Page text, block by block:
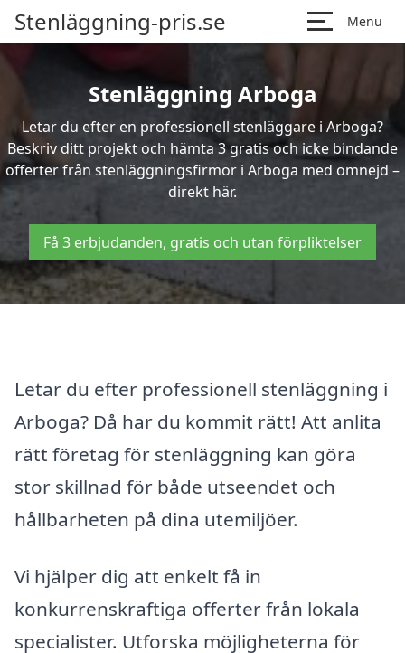
Stenläggning-pris.se Menu
Stenläggning Arboga
Letar du efter en professionell stenläggare i Arboga?
Beskriv ditt projekt och hämta 3 gratis och icke bindande
offerter från stenläggningsfirmor i Arboga med omnejd –
direkt här.
Få 3 erbjudanden, gratis och utan förpliktelser
Letar du efter professionell stenläggning i
Arboga? Då har du kommit rätt! Att anlita
rätt företag för stenläggning kan göra
stor skillnad för både utseendet och
hållbarheten på dina utemiljöer.
Vi hjälper dig att enkelt få in
konkurrenskraftiga offerter från lokala
specialister. Utforska möjligheterna för